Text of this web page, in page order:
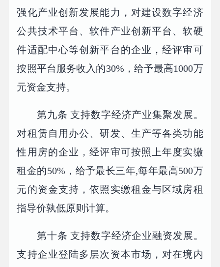
强化产业创新发展能力，对建设数字经济
公共技术平台、软件产业创新平台、软硬
件适配中心等创新平台的企业，经评审可
按照平台服务收入的30%，给予最高1000万
元资金支持。
第九条 支持数字经济产业集聚发展。
对租赁自用办公、研发、生产等各类功能
性用房的企业，经评审可按照上年度实缴
租金的50%，给予最长三年,每年最高500万
元的资金支持，依照实缴租金与区域房租
指导价孰低原则计算。
第十条 支持数字经济企业融资发展。
支持企业登陆多层次资本市场，对在境内